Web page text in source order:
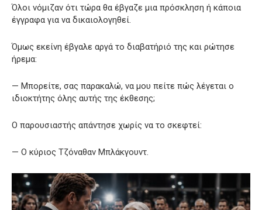
Όλοι νόμιζαν ότι τώρα θα έβγαζε μια πρόσκληση ή κάποια
έγγραφα για να δικαιολογηθεί.
Όμως εκείνη έβγαλε αργά το διαβατήριό της και ρώτησε
ήρεμα:
— Μπορείτε, σας παρακαλώ, να μου πείτε πώς λέγεται ο
ιδιοκτήτης όλης αυτής της έκθεσης;
Ο παρουσιαστής απάντησε χωρίς να το σκεφτεί:
— Ο κύριος Τζόναθαν Μπλάκγουντ.